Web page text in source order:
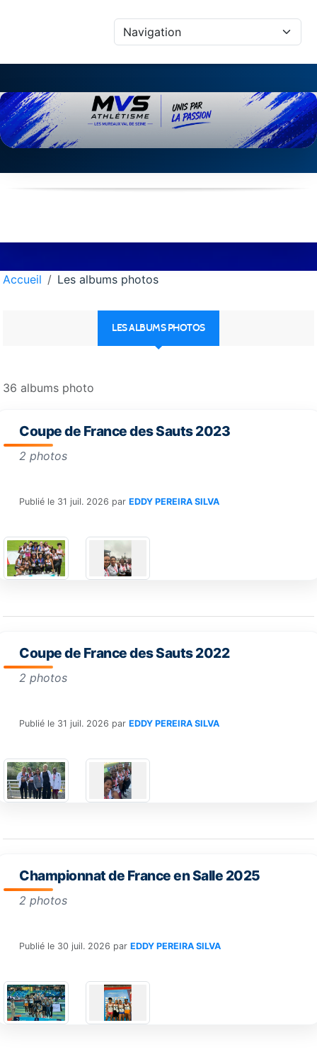
Accueil Les albums photos
LES ALBUMS PHOTOS
36 albums photo
Coupe de France des Sauts 2023
2 photos
Publié le 31 juil. 2026 par EDDY PEREIRA SILVA
Coupe de France des Sauts 2022
2 photos
Publié le 31 juil. 2026 par EDDY PEREIRA SILVA
Championnat de France en Salle 2025
2 photos
Publié le 30 juil. 2026 par EDDY PEREIRA SILVA